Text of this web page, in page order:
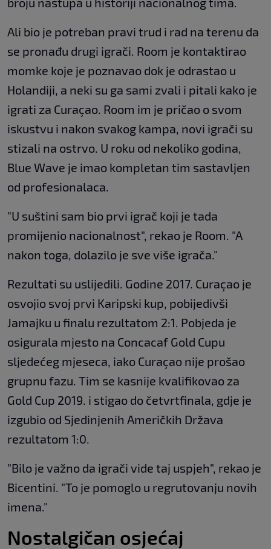
Ali bio je potreban pravi trud i rad na terenu da
se pronađu drugi igrači. Room je kontaktirao
momke koje je poznavao dok je odrastao u
Holandiji, a neki su ga sami zvali i pitali kako je
igrati za Curaçao. Room im je pričao o svom
iskustvu i nakon svakog kampa, novi igrači su
stizali na ostrvo. U roku od nekoliko godina,
Blue Wave je imao kompletan tim sastavljen
od profesionalaca.
"U suštini sam bio prvi igrač koji je tada
promijenio nacionalnost", rekao je Room. "A
nakon toga, dolazilo je sve više igrača."
Rezultati su uslijedili. Godine 2017. Curaçao je
osvojio svoj prvi Karipski kup, pobijedivši
Jamajku u finalu rezultatom 2:1. Pobjeda je
osigurala mjesto na Concacaf Gold Cupu
sljedećeg mjeseca, iako Curaçao nije prošao
grupnu fazu. Tim se kasnije kvalifikovao za
Gold Cup 2019. i stigao do četvrtfinala, gdje je
izgubio od Sjedinjenih Američkih Država
rezultatom 1:0.
"Bilo je važno da igrači vide taj uspjeh", rekao je
Bicentini. "To je pomoglo u regrutovanju novih
imena."
Nostalgičan osjećaj